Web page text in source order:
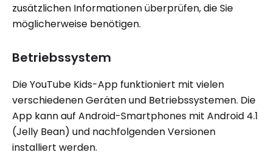
zusätzlichen Informationen überprüfen, die Sie
möglicherweise benötigen.
Betriebssystem
Die YouTube Kids-App funktioniert mit vielen
verschiedenen Geräten und Betriebssystemen. Die
App kann auf Android-Smartphones mit Android 4.1
(Jelly Bean) und nachfolgenden Versionen
installiert werden.